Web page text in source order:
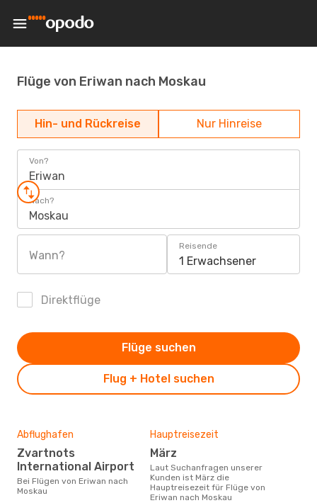
Flüge von Eriwan nach Moskau
Hin- und Rückreise Nur Hinreise
Von?
Eriwan
Nach?
Moskau
Wann?
Reisende
1 Erwachsener
Direktflüge
Flug + Hotel suchen
Flüge suchen
Abflughafen
Zvartnots
International Airport
Bei Flügen von Eriwan nach
Moskau
Hauptreisezeit
März
Laut Suchanfragen unserer
Kunden ist März die
Hauptreisezeit für Flüge von
Eriwan nach Moskau